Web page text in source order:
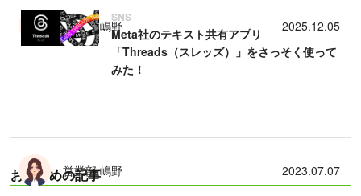
営業部 嶋野 2025.12.05
SNS
Meta社のテキスト共有アプリ
「Threads（スレッズ）」をさっそく使って
みた！
営業部 嶋野 2023.07.07
おすすめの記事